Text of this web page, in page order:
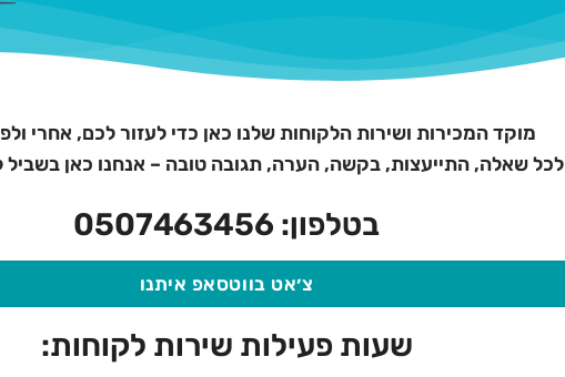
מוקד המכירות ושירות הלקוחות שלנו כאן כדי לעזור לכם, אחרי
לכל שאלה, התייעצות, בקשה, הערה, תגובה טובה – אנחנו כאן
בטלפון: 0507463456
צ׳אט בווטסאפ איתנו
שעות פעילות שירות לקוחות: